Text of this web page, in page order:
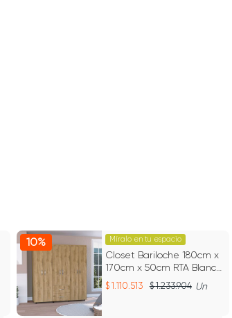
10% Míralo en tu espacio
Closet Bariloche 180cm x
170cm x 50cm RTA Blanco
+ Macadamia
1.110.513 1.233.904 Un